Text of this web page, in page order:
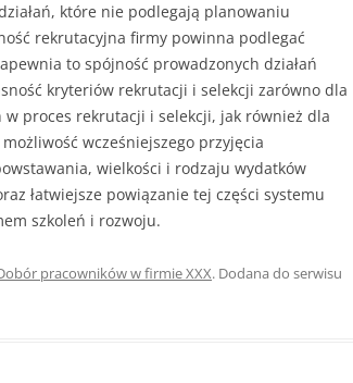
które nie podlegają planowaniu
rekrutacyjna firmy powinna podlegać
to spójność prowadzonych działań
kryteriów rekrutacji i selekcji zarówno dla
proces rekrutacji i selekcji, jak również dla
wcześniejszego przyjęcia
wielkości i rodzaju wydatków
łatwiejsze powiązanie tej części systemu
szkoleń i rozwoju.
pracowników w firmie XXX. Dodana do serwisu